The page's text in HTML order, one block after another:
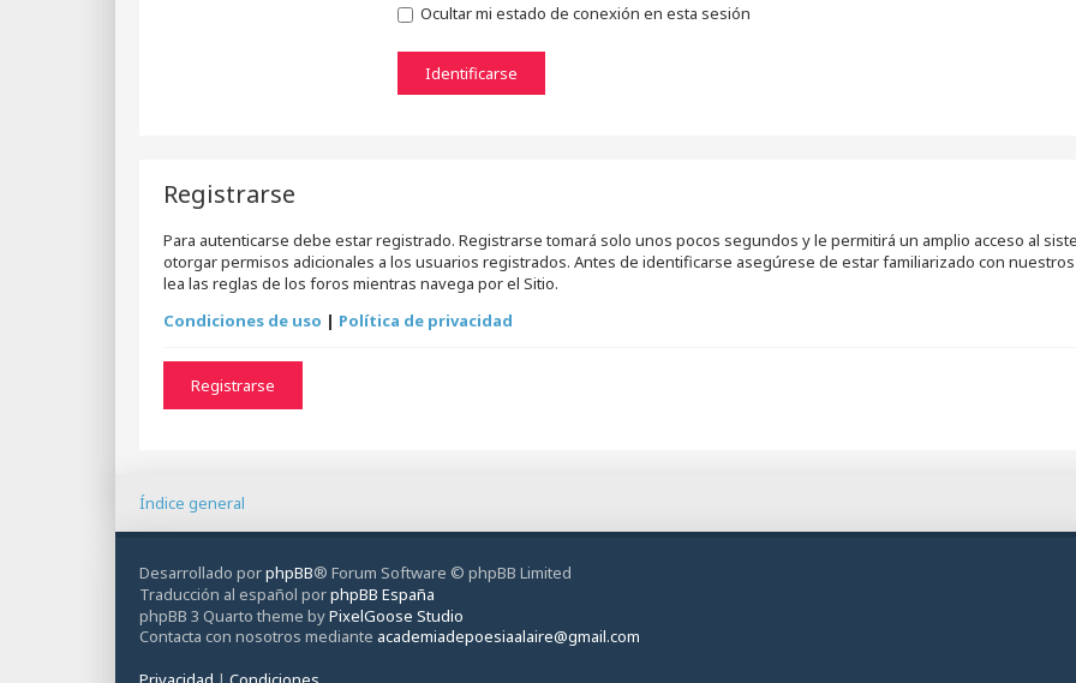
Ocultar mi estado de conexión en esta sesión
Registrarse
Para autenticarse debe estar registrado. Registrarse tomará solo unos pocos segundos y le permitirá un amplio acceso al
otorgar permisos adicionales a los usuarios registrados. Antes de identificarse asegúrese de estar familiarizado con
lea las reglas de los foros mientras navega por el Sitio.
Condiciones de uso | Política de privacidad
Registrarse
Índice general
Desarrollado porphpBB® Forum Software © phpBB Limited
Traducción al español porphpBB España
phpBB 3 Quarto theme byPixelGoose Studio
Contacta con nosotros mediante academiadepoesiaalaire@gmail.com